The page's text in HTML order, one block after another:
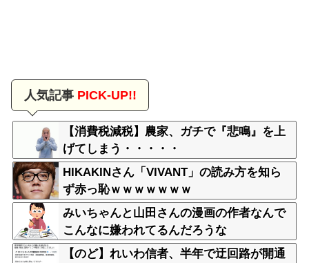
人気記事PICK-UP!!
【消費税減税】農家、ガチで『悲鳴』を上
げてしまう・・・・・
HIKAKINさん「VIVANT」の読み方を知ら
ず赤っ恥ｗｗｗｗｗｗｗ
みいちゃんと山田さんの漫画の作者なんで
こんなに嫌われてるんだろうな
【のど】れいわ信者、半年で迂回路が開通